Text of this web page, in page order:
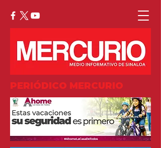
PERIÓDICO MERCURIO